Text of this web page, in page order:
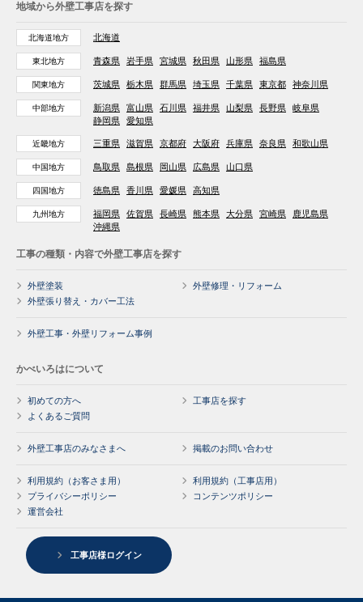
地域から外壁工事店を探す
北海道地方 北海道
東北地方 青森県 岩手県 宮城県 秋田県 山形県 福島県
関東地方 茨城県 栃木県 群馬県 埼玉県 千葉県 東京都 神奈川県
中部地方 新潟県 富山県 石川県 福井県 山梨県 長野県
岐阜県
静岡県
愛知県
近畿地方 三重県 滋賀県 京都府 大阪府 兵庫県 奈良県 和歌山県
中国地方 鳥取県 島根県 岡山県 広島県 山口県
四国地方 徳島県 香川県 愛媛県 高知県
九州地方 福岡県 佐賀県 長崎県 熊本県 大分県 宮崎県
鹿児島県
沖縄県
工事の種類・内容で外壁工事店を探す
外壁塗装
外壁修理・リフォーム
外壁張り替え・カバー工法
外壁工事・外壁リフォーム事例
かべいろはについて
初めての方へ
工事店を探す
よくあるご質問
外壁工事店のみなさまへ 掲載のお問い合わせ
利用規約（お客さま用）
利用規約（工事店用）
プライバシーポリシー
コンテンツポリシー
運営会社
工事店様ログイン